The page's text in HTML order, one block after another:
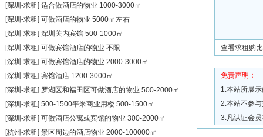
查看求租购
免责声明：
1.本站所展
2.本站不参
3.凡认证会
[深圳-求租] 适合做酒店的物业 1000-3000㎡
[深圳-求租] 可做酒店的物业 5000㎡左右
[深圳-求租] 深圳关内宾馆 500-1000㎡
[深圳-求租] 可做宾馆酒店的物业 不限
[深圳-求租] 可做宾馆酒店的物业 2000-3000㎡
[深圳-求租] 宾馆酒店 1200-3000㎡
[深圳-求租] 罗湖区和福田区可做酒店的物业 500-2000㎡
[深圳-求租] 500-1500平米商业用楼 500-1500㎡
[深圳-求租] 可做酒店公寓或宾馆的物业 300-2000㎡
[杭州-求租] 景区周边的酒店物业 2000-100000㎡